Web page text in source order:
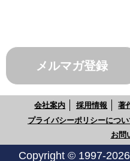
メルマガ登録
会社案内 採用情報 著
プライバシーポリシーについ
お問
Copyright © 1997-